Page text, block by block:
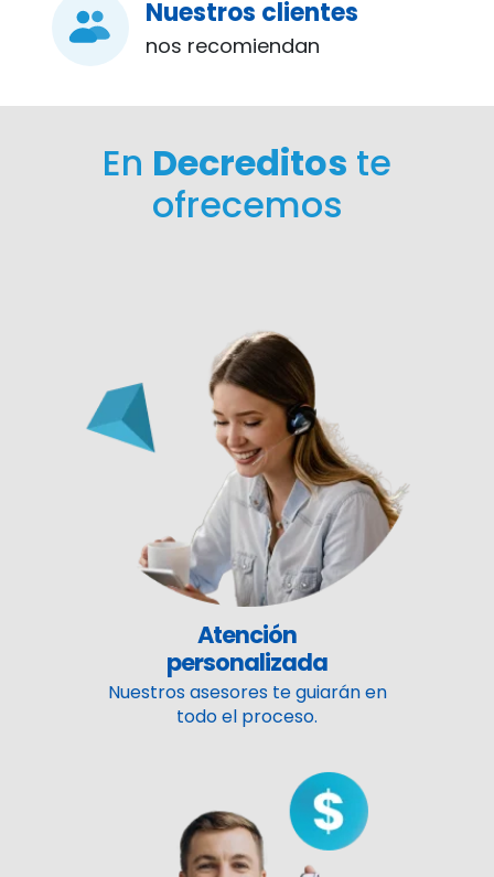
Nuestros clientes
nos recomiendan
En Decreditos te
ofrecemos
Atención
personalizada
Nuestros asesores te guiarán en
todo el proceso.